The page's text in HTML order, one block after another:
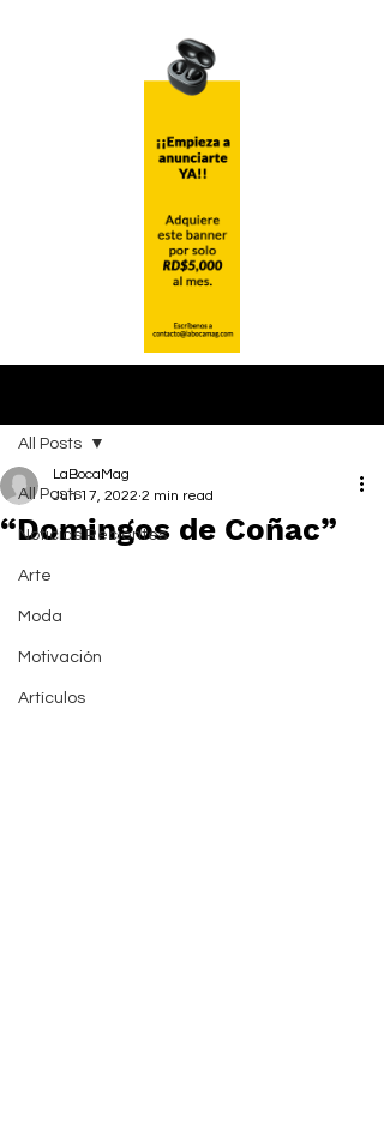
All Posts
Noticias Recientes
Arte
Moda
Motivación
Artículos
All Posts
“Domingos de Coñac”
LaBocaMag
Jun 17, 2022 2 min read